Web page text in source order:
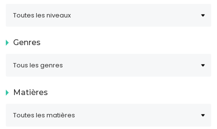
Genres
Matières